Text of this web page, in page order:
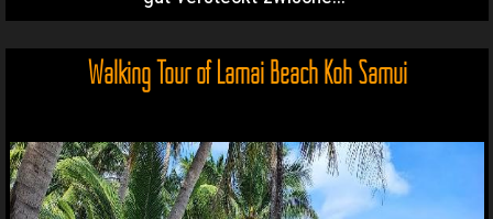
Walking Tour of Lamai Beach Koh Samui